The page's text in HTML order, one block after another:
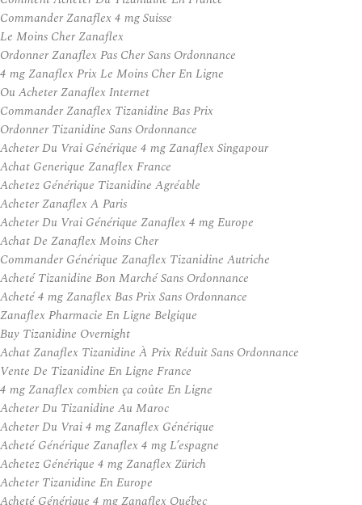
Commander Zanaflex 4 mg Suisse
Le Moins Cher Zanaflex
Ordonner Zanaflex Pas Cher Sans Ordonnance
4 mg Zanaflex Prix Le Moins Cher En Ligne
Ou Acheter Zanaflex Internet
Commander Zanaflex Tizanidine Bas Prix
Ordonner Tizanidine Sans Ordonnance
Acheter Du Vrai Générique 4 mg Zanaflex Singapour
Achat Generique Zanaflex France
Achetez Générique Tizanidine Agréable
Acheter Zanaflex A Paris
Acheter Du Vrai Générique Zanaflex 4 mg Europe
Achat De Zanaflex Moins Cher
Commander Générique Zanaflex Tizanidine Autriche
Acheté Tizanidine Bon Marché Sans Ordonnance
Acheté 4 mg Zanaflex Bas Prix Sans Ordonnance
Zanaflex Pharmacie En Ligne Belgique
Buy Tizanidine Overnight
Achat Zanaflex Tizanidine À Prix Réduit Sans Ordonnance
Vente De Tizanidine En Ligne France
4 mg Zanaflex combien ça coûte En Ligne
Acheter Du Tizanidine Au Maroc
Acheter Du Vrai 4 mg Zanaflex Générique
Acheté Générique Zanaflex 4 mg L’espagne
Achetez Générique 4 mg Zanaflex Zürich
Acheter Tizanidine En Europe